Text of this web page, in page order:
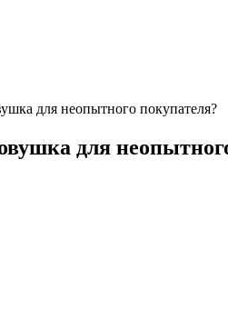
для неопытного покупателя?
для